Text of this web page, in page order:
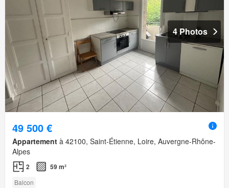
4 Photos
49 500 €
Appartement à 42100, Saint-Étienne, Loire, Auvergne-Rhône-
Alpes
2 59 m²
Balcon